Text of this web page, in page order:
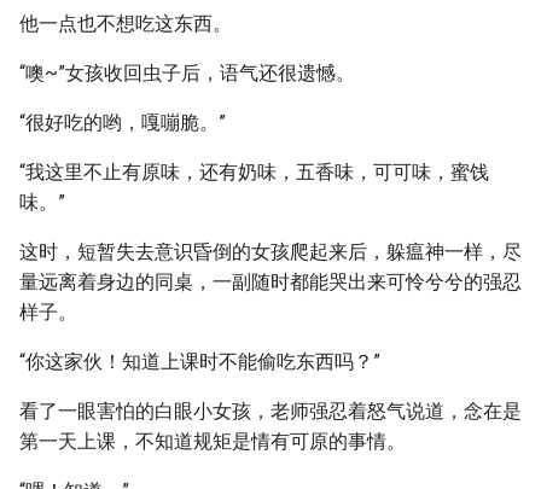
他一点也不想吃这东西。
“噢~”女孩收回虫子后，语气还很遗憾。
“很好吃的哟，嘎嘣脆。”
“我这里不止有原味，还有奶味，五香味，可可味，蜜饯
味。”
这时，短暂失去意识昏倒的女孩爬起来后，躲瘟神一样，尽
量远离着身边的同桌，一副随时都能哭出来可怜兮兮的强忍
样子。
“你这家伙！知道上课时不能偷吃东西吗？”
看了一眼害怕的白眼小女孩，老师强忍着怒气说道，念在是
第一天上课，不知道规矩是情有可原的事情。